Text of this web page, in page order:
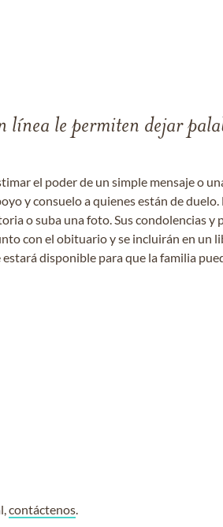
línea le permiten dejar
el poder de un simple mensaje o
y consuelo a quienes están de duelo.
o suba una foto. Sus condolencias y
con el obituario y se incluirán en un
disponible para que la familia
contáctenos.